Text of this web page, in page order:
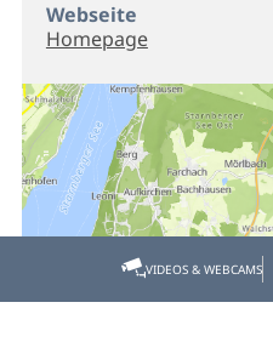
Webseite
Homepage
VIDEOS & WEBCAMS